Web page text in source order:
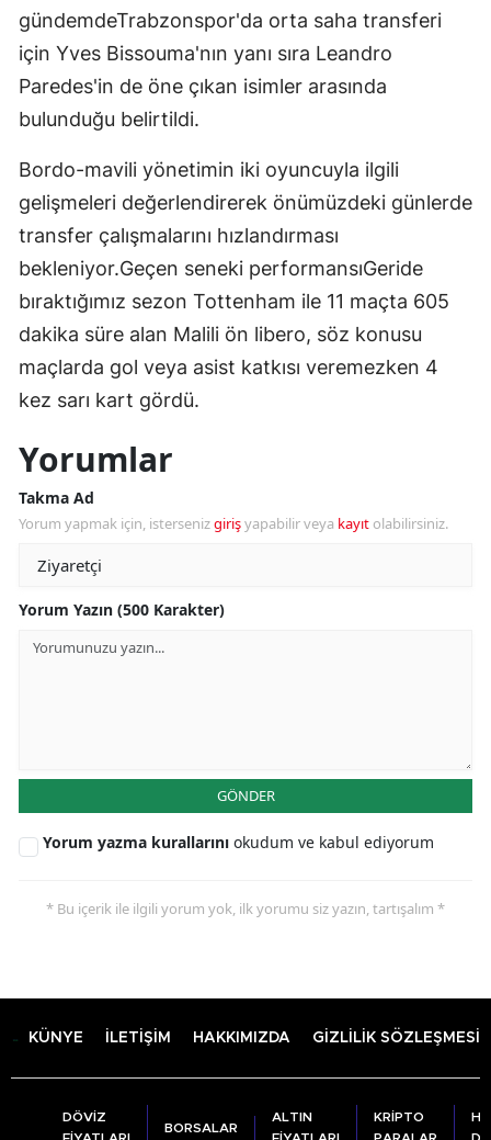
gündemdeTrabzonspor'da orta saha transferi
için Yves Bissouma'nın yanı sıra Leandro
Paredes'in de öne çıkan isimler arasında
bulunduğu belirtildi.
Bordo-mavili yönetimin iki oyuncuyla ilgili
gelişmeleri değerlendirerek önümüzdeki günlerde
transfer çalışmalarını hızlandırması
bekleniyor.Geçen seneki performansıGeride
bıraktığımız sezon Tottenham ile 11 maçta 605
dakika süre alan Malili ön libero, söz konusu
maçlarda gol veya asist katkısı veremezken 4
kez sarı kart gördü.
Yorumlar
Takma Ad
Yorum yapmak için, istersenizgirişyapabilir veya kayıt olabilirsiniz.
Yorum Yazın (500 Karakter)
GÖNDER
Yorum yazma kurallarını okudum ve kabul ediyorum
* Bu içerik ile ilgili yorum yok, ilk yorumu siz yazın, tartışalım *
KÜNYE İLETİŞİM HAKKIMIZDA GİZLİLİK SÖZLEŞMESİ
DÖVİZ
BORSALAR
ALTIN
KRİPTO